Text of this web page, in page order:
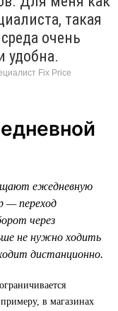
такая
очень
удобна.
Fix Price
ежедневную
— переход
через
не нужно ходить
дистанционно.
в магазинах